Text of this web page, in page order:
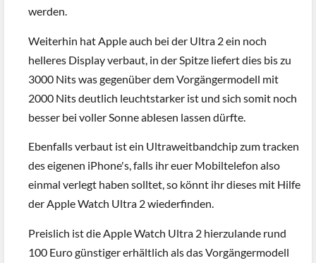
werden.
Weiterhin hat Apple auch bei der Ultra 2 ein noch
helleres Display verbaut, in der Spitze liefert dies bis zu
3000 Nits was gegenüber dem Vorgängermodell mit
2000 Nits deutlich leuchtstarker ist und sich somit noch
besser bei voller Sonne ablesen lassen dürfte.
Ebenfalls verbaut ist ein Ultraweitbandchip zum tracken
des eigenen iPhone's, falls ihr euer Mobiltelefon also
einmal verlegt haben solltet, so könnt ihr dieses mit Hilfe
der Apple Watch Ultra 2 wiederfinden.
Preislich ist die Apple Watch Ultra 2 hierzulande rund
100 Euro günstiger erhältlich als das Vorgängermodell